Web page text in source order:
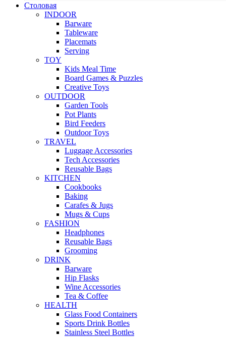
Столовая
INDOOR
Barware
Tableware
Placemats
Serving
TOY
Kids Meal Time
Board Games & Puzzles
Creative Toys
OUTDOOR
Garden Tools
Pot Plants
Bird Feeders
Outdoor Toys
TRAVEL
Luggage Accessories
Tech Accessories
Reusable Bags
KITCHEN
Cookbooks
Baking
Carafes & Jugs
Mugs & Cups
FASHION
Headphones
Reusable Bags
Grooming
DRINK
Barware
Hip Flasks
Wine Accessories
Tea & Coffee
HEALTH
Glass Food Containers
Sports Drink Bottles
Stainless Steel Bottles